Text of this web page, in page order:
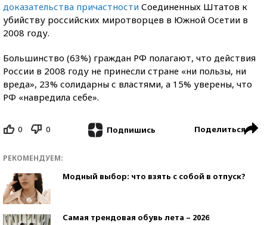
доказательства причастности Соединенных Штатов к
убийству российских миротворцев в Южной Осетии в
2008 году.
Большинство (63%) граждан РФ полагают, что действия
России в 2008 году не принесли стране «ни пользы, ни
вреда», 23% солидарны с властями, а 15% уверены, что
РФ «навредила себе».
0 0 Подпишись Поделиться
РЕКОМЕНДУЕМ:
Модный выбор: что взять с собой в отпуск?
Самая трендовая обувь лета – 2026